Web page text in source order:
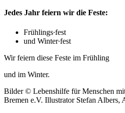
Jedes Jahr feiern wir die Feste:
Frühlings∙fest
und Winter∙fest
Wir feiern diese Feste im Frühling
und im Winter.
Bilder © Lebenshilfe für Menschen
Bremen e.V. Illustrator Stefan Albers,